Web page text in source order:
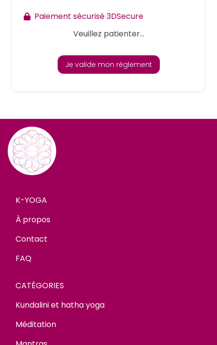
Paiement sécurisé 3DSecure
Veuillez patienter...
Je valide mon règlement
K-YOGA
À propos
Contact
FAQ
CATÉGORIES
Kundalini et hatha yoga
Méditation